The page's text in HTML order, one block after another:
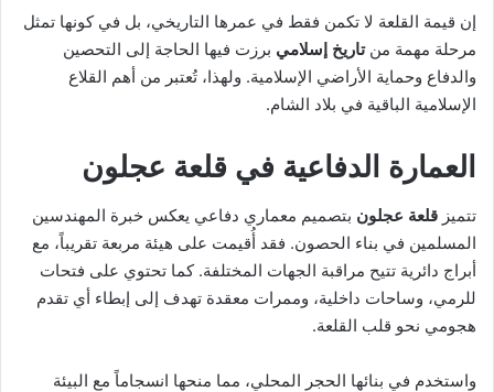
إن قيمة القلعة لا تكمن فقط في عمرها التاريخي، بل في كونها تمثل
مرحلة مهمة منتاريخ إسلامي برزت فيها الحاجة إلى التحصين
والدفاع وحماية الأراضي الإسلامية. ولهذا، تُعتبر من أهم القلاع
الإسلامية الباقية في بلاد الشام.
العمارة الدفاعية في قلعة عجلون
تتميز قلعة عجلون بتصميم معماري دفاعي يعكس خبرة المهندسين
المسلمين في بناء الحصون. فقد أُقيمت على هيئة مربعة تقريباً، مع
أبراج دائرية تتيح مراقبة الجهات المختلفة. كما تحتوي على فتحات
للرمي، وساحات داخلية، وممرات معقدة تهدف إلى إبطاء أي تقدم
هجومي نحو قلب القلعة.
واستخدم في بنائها الحجر المحلي، مما منحها انسجاماً مع البيئة